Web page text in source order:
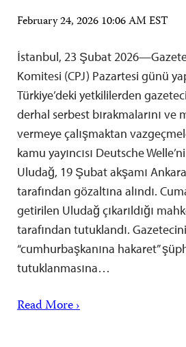
February 24, 2026 10:06 AM EST
İstanbul, 23 Şubat
Komitesi (CPJ) Pazartesi günü
Türkiye’deki yetkililerden
derhal serbest bırakmalarını ve
vermeye çalışmaktan
kamu yayıncısı Deutsche
Uludağ, 19 Şubat akşamı
tarafından gözaltına alındı.
getirilen Uludağ çıkarıldığı
tarafından tutuklandı.
“cumhurbaşkanına hakaret”
tutuklanmasına…
Read More ›